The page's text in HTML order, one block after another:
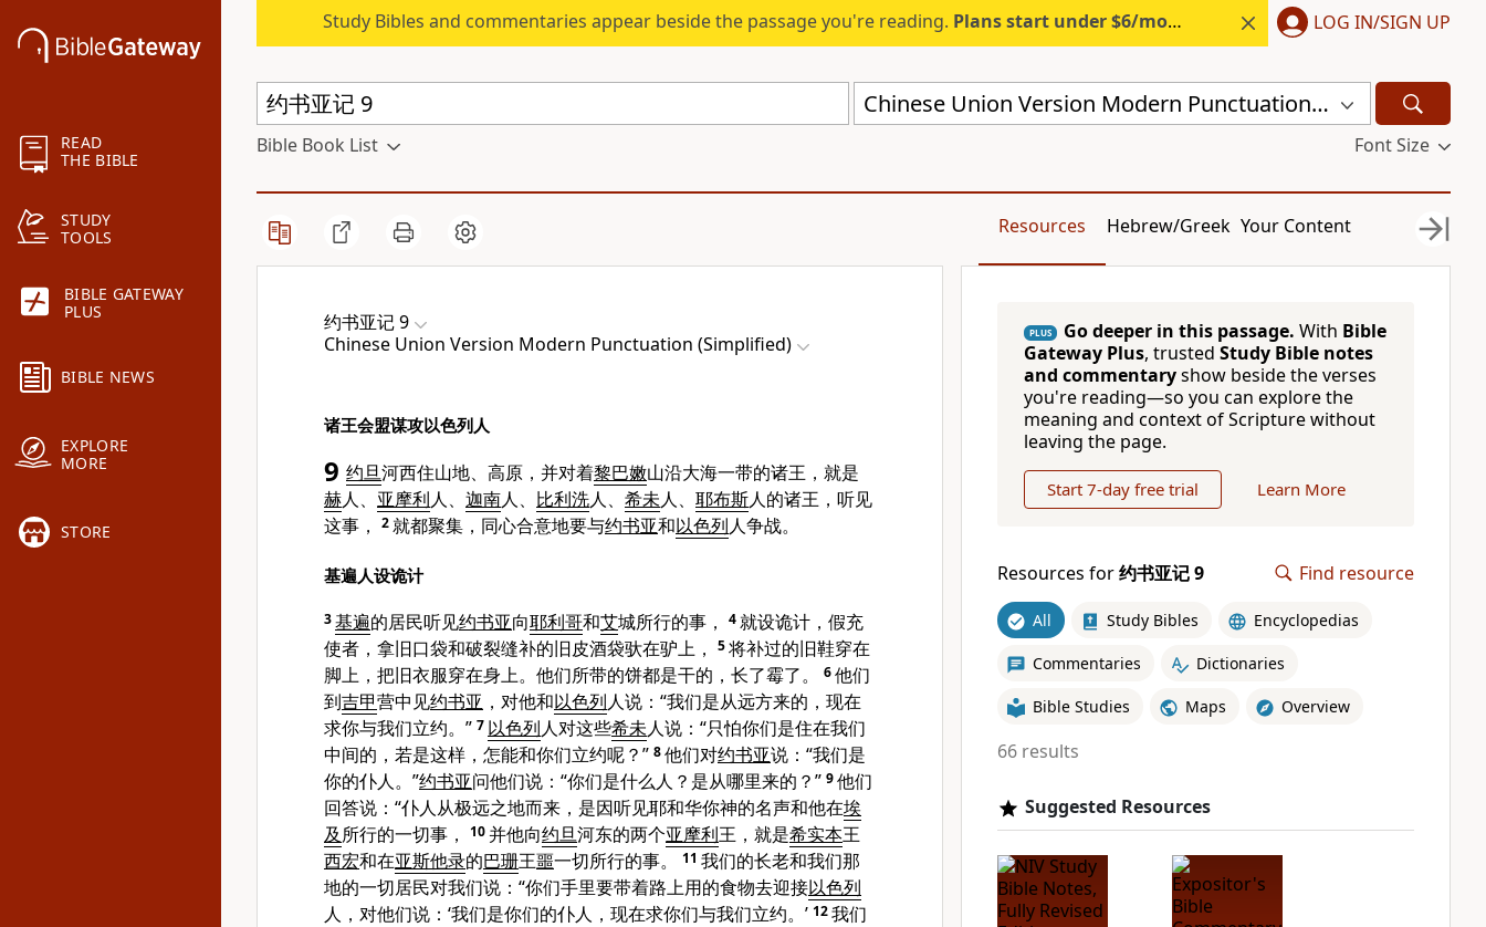
READ
THE BIBLE
STUDY
TOOLS
BIBLE GATEWAY
PLUS
BIBLE NEWS
EXPLORE
MORE
STORE
Study Bibles and commentaries appear beside the passage you're reading. Plans start under $6/month. Start free. LOG IN/SIGN UP
Chinese Union Version Modern Punctuation (Simplified) (CUVMPS)
Bible Book List Font Size
Resources Hebrew/Greek Your Content
约书亚记 9
Chinese Union Version Modern Punctuation (Simplified)
诸王会盟谋攻以色列人
9 约旦河西住山地、高原，并对着黎巴嫩山沿大海一带的诸王，就是
赫人、 亚摩利人、 迦南人、 比利洗人、 希未人、 耶布斯人的诸王，听见
这事，
2就都聚集，同心合意地要与约书亚和以色列人争战。
基遍人设诡计
3基遍的居民听见约书亚向耶利哥和艾城所行的事， 4就设诡计，假充
使者，拿旧口袋和破裂缝补的旧皮酒袋驮在驴上，
5将补过的旧鞋穿在
脚上，把旧衣服穿在身上。他们所带的饼都是干的，长了霉了。
6他们
到吉甲营中见约书亚 ，对他和以色列人说：“我们是从远方来的，现在
求你与我们立约。” 7 以色列人对这些希未人说：“只怕你们是住在我们
中间的，若是这样，怎能和你们立约呢？” 8他们对约书亚说：“我们是
你的仆人。”约书亚问他们说：“你们是什么人？是从哪里来的？” 9他们
回答说：“仆人从极远之地而来，是因听见耶和华你神的名声和他在埃
及所行的一切事， 10并他向约旦河东的两个亚摩利王，就是希实本王
西宏和在亚斯他录的巴珊王噩一切所行的事。 11 我们的长老和我们那
地的一切居民对我们说：“你们手里要带着路上用的食物去迎接以色列
人，对他们说：‘我们是你们的仆人，现在求你们与我们立约。’ 12我们
PLUS Go deeper in this passage. With Bible
Gateway Plus, trusted Study Bible notes
and commentaryshow beside the verses
you're reading—so you can explore the
meaning and context of Scripture without
leaving the page.
Start 7-day free trial Learn More
Resources for约书亚记 9 Find resource
All Study Bibles Encyclopedias
Commentaries Dictionaries
Bible Studies Maps Overview
66 results
Suggested Resources